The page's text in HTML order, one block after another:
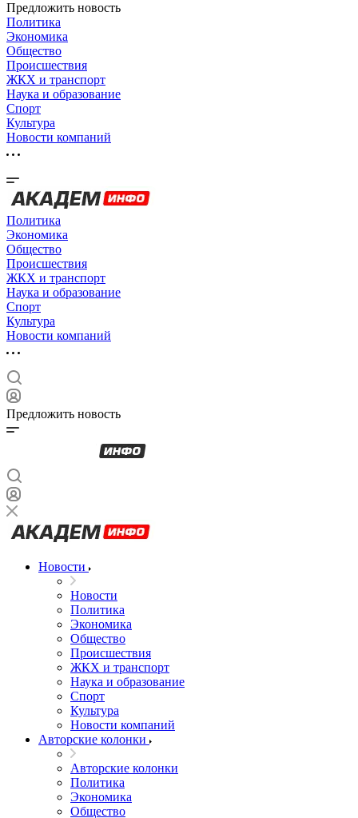
Предложить новость
Политика
Экономика
Общество
Происшествия
ЖКХ и транспорт
Наука и образование
Спорт
Культура
Новости компаний
Политика
Экономика
Общество
Происшествия
ЖКХ и транспорт
Наука и образование
Спорт
Культура
Новости компаний
Предложить новость
Новости
Новости
Политика
Экономика
Общество
Происшествия
ЖКХ и транспорт
Наука и образование
Спорт
Культура
Новости компаний
Авторские колонки
Авторские колонки
Политика
Экономика
Общество